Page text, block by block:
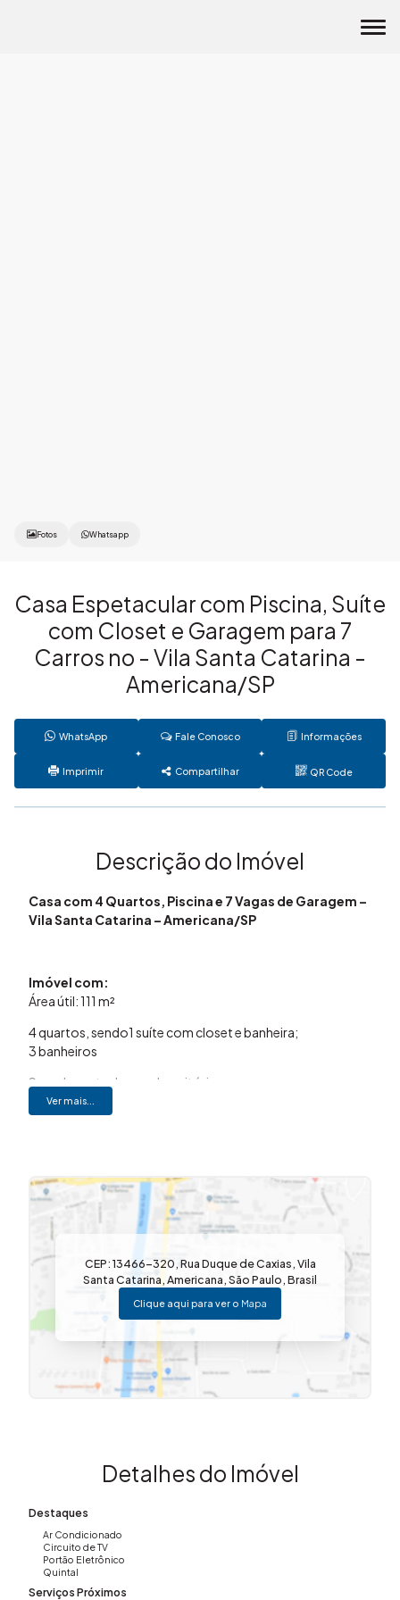
Fotos Whatsapp
Casa Espetacular com Piscina, Suíte
com Closet e Garagem para 7
Carros no - Vila Santa Catarina -
Americana/SP
WhatsApp Fale Conosco Informações
Imprimir Compartilhar QR Code
Descrição do Imóvel
Casa com 4 Quartos, Piscina e 7 Vagas de Garagem –
Vila Santa Catarina – Americana/SP
Imóvel com:
Área útil: 111 m²
4 quartos, sendo1 suíte com closet e banheira;
3 banheiros
Sacada em todos os dormitórios;
Armários planejados;
Sala de estar com ar-condicionado;
Lavabo;
Cozinha com planejados;
Copa integrada à sala de jantar;
Lavanderia;
Área de serviço;
Portão eletrônico;
Cerca elétrica.
Ver mais...
CEP: 13466-320,Rua Duque de Caxias,Vila
Santa Catarina,Americana,São Paulo,Brasil
Clique aqui para ver o Mapa
Detalhes do Imóvel
Destaques
Ar Condicionado
Circuito de TV
Portão Eletrônico
Quintal
Serviços Próximos